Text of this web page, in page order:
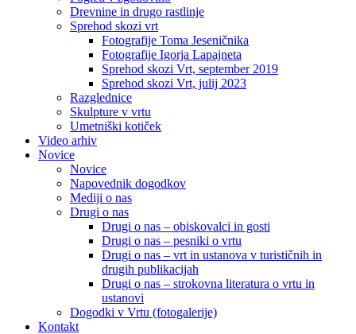
Drevnine in drugo rastlinje
Sprehod skozi vrt
Fotografije Toma Jeseničnika
Fotografije Igorja Lapajneta
Sprehod skozi Vrt, september 2019
Sprehod skozi Vrt, julij 2023
Razglednice
Skulpture v vrtu
Umetniški kotiček
Video arhiv
Novice
Novice
Napovednik dogodkov
Mediji o nas
Drugi o nas
Drugi o nas – obiskovalci in gosti
Drugi o nas – pesniki o vrtu
Drugi o nas – vrt in ustanova v turističnih in
drugih publikacijah
Drugi o nas – strokovna literatura o vrtu in
ustanovi
Dogodki v Vrtu (fotogalerije)
Kontakt